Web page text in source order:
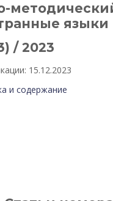
языки
/ 2023
15.12.2023
и содержание